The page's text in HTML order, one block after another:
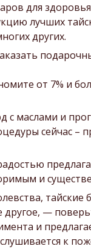
для
лучших
других.
от 7% и
с маслами и
сейчас –
радостью
и
другое, —
и
к